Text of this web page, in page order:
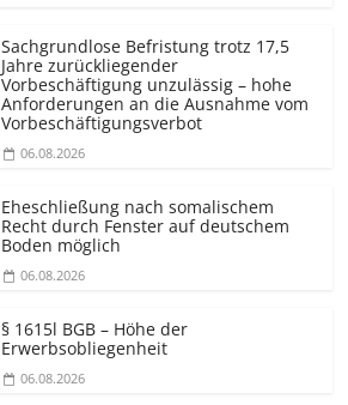
Sachgrundlose Befristung trotz 17,5
Jahre zurückliegender
Vorbeschäftigung unzulässig – hohe
Anforderungen an die Ausnahme vom
Vorbeschäf­tigungsverbot
06.08.2026
Eheschließung nach somalischem
Recht durch Fenster auf deutschem
Boden möglich
06.08.2026
§ 1615l BGB – Höhe der
Erwerbsobliegenheit
06.08.2026